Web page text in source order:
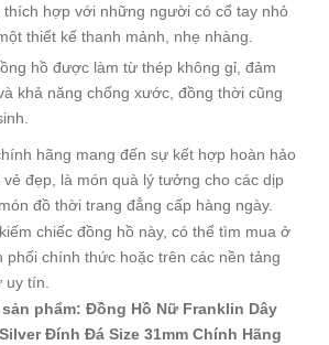
thích hợp với những người có cổ tay nhỏ
thiết kế thanh mảnh, nhẹ nhàng.
hồ được làm từ thép không gỉ, đảm
khả năng chống xước, đồng thời cũng
hãng mang đến sự kết hợp hoàn hảo
đẹp, là món quà lý tưởng cho các dịp
đồ thời trang đẳng cấp hàng ngày.
chiếc đồng hồ này, có thể tìm mua ở
phối chính thức hoặc trên các nền tảng
uy tín.
phẩm: Đồng Hồ Nữ Franklin Dây
Đính Đá Size 31mm Chính Hãng